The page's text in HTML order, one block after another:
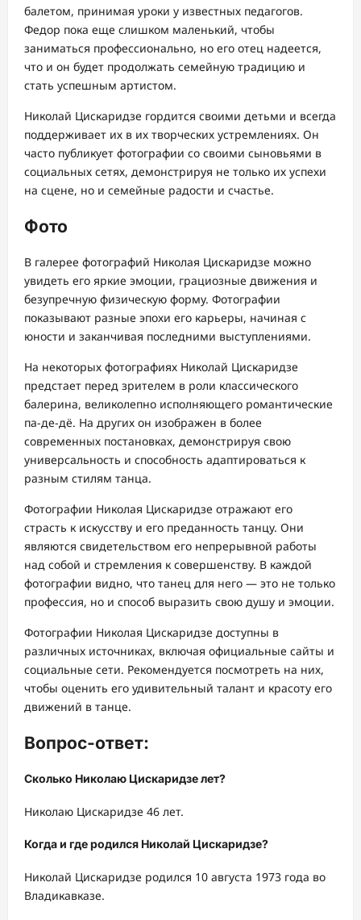
балетом, принимая уроки у известных педагогов.
Федор пока еще слишком маленький, чтобы
заниматься профессионально, но его отец надеется,
что и он будет продолжать семейную традицию и
стать успешным артистом.
Николай Цискаридзе гордится своими детьми и всегда
поддерживает их в их творческих устремлениях. Он
часто публикует фотографии со своими сыновьями в
социальных сетях, демонстрируя не только их успехи
на сцене, но и семейные радости и счастье.
Фото
В галерее фотографий Николая Цискаридзе можно
увидеть его яркие эмоции, грациозные движения и
безупречную физическую форму. Фотографии
показывают разные эпохи его карьеры, начиная с
юности и заканчивая последними выступлениями.
На некоторых фотографиях Николай Цискаридзе
предстает перед зрителем в роли классического
балерина, великолепно исполняющего романтические
па-де-дё. На других он изображен в более
современных постановках, демонстрируя свою
универсальность и способность адаптироваться к
разным стилям танца.
Фотографии Николая Цискаридзе отражают его
страсть к искусству и его преданность танцу. Они
являются свидетельством его непрерывной работы
над собой и стремления к совершенству. В каждой
фотографии видно, что танец для него — это не только
профессия, но и способ выразить свою душу и эмоции.
Фотографии Николая Цискаридзе доступны в
различных источниках, включая официальные сайты и
социальные сети. Рекомендуется посмотреть на них,
чтобы оценить его удивительный талант и красоту его
движений в танце.
Вопрос-ответ:
Сколько Николаю Цискаридзе лет?
Николаю Цискаридзе 46 лет.
Когда и где родился Николай Цискаридзе?
Николай Цискаридзе родился 10 августа 1973 года во
Владикавказе.